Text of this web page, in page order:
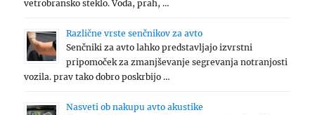
vetrobransko steklo. Voda, prah, …
Različne vrste senčnikov za avto
Senčniki za avto lahko predstavljajo izvrstni
pripomoček za zmanjševanje segrevanja notranjosti
vozila. prav tako dobro poskrbijo …
Nasveti ob nakupu avto akustike